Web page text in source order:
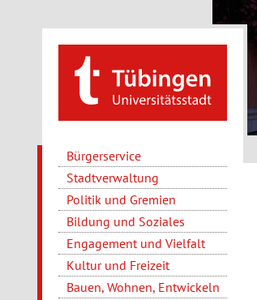
Bürgerservice
Stadtverwaltung
Politik und Gremien
Bildung und Soziales
Engagement und Vielfalt
Kultur und Freizeit
Bauen, Wohnen, Entwickeln